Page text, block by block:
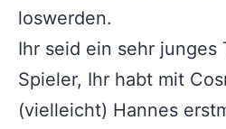
loswerden.
Ihr seid ein sehr junges
Spieler, Ihr habt mit
(vielleicht) Hannes